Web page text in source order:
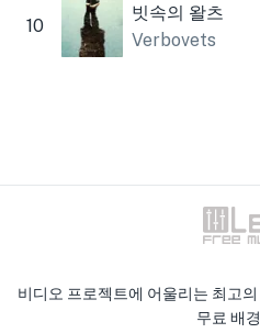
10
빗속의 왈츠
Verbovets
비디오 프로젝트에 어울리는 최고
무료 배